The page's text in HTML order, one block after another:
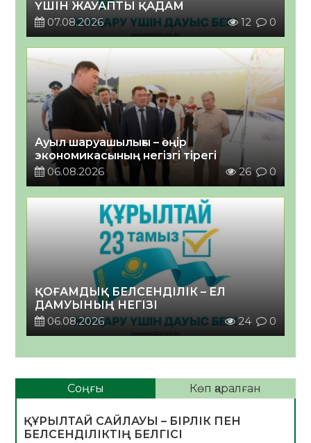
ҮШІН ЖАУАПТЫ ҚАДАМ
07.08.2026
12 0
Ауыл шаруашылығы – өңір
экономикасының негізгі тірегі
06.08.2026
26 0
ҚОҒАМДЫҚ БЕЛСЕНДІЛІК – ЕЛ
ДАМУЫНЫҢ НЕГІЗІ
06.08.2026
24 0
Соңғы Көп қаралған
ҚҰРЫЛТАЙ САЙЛАУЫ – БІРЛІК ПЕН
БЕЛСЕНДІЛІКТІҢ БЕЛГІСІ